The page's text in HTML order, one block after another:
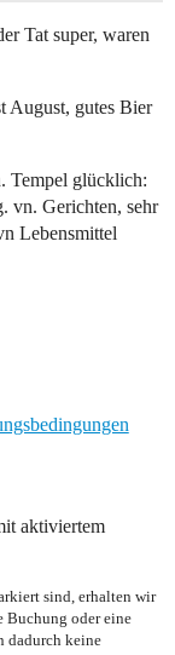
Tat super, waren
August, gutes Bier
Tempel glücklich:
vn. Gerichten, sehr
Lebensmittel
aktiviertem
sind, erhalten wir
Buchung oder eine
dadurch keine